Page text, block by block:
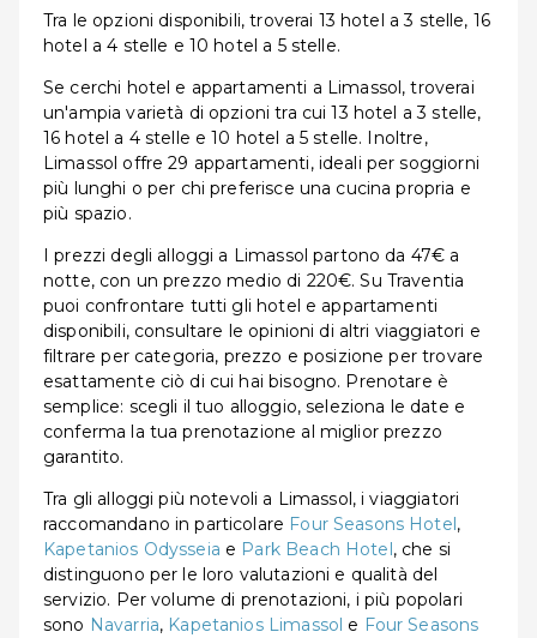
Tra le opzioni disponibili, troverai 13 hotel a 3 stelle, 16
hotel a 4 stelle e 10 hotel a 5 stelle.
Se cerchi hotel e appartamenti a Limassol, troverai
un'ampia varietà di opzioni tra cui 13 hotel a 3 stelle,
16 hotel a 4 stelle e 10 hotel a 5 stelle. Inoltre,
Limassol offre 29 appartamenti, ideali per soggiorni
più lunghi o per chi preferisce una cucina propria e
più spazio.
I prezzi degli alloggi a Limassol partono da 47€ a
notte, con un prezzo medio di 220€. Su Traventia
puoi confrontare tutti gli hotel e appartamenti
disponibili, consultare le opinioni di altri viaggiatori e
filtrare per categoria, prezzo e posizione per trovare
esattamente ciò di cui hai bisogno. Prenotare è
semplice: scegli il tuo alloggio, seleziona le date e
conferma la tua prenotazione al miglior prezzo
garantito.
Tra gli alloggi più notevoli a Limassol, i viaggiatori
raccomandano in particolare Four Seasons Hotel,
Kapetanios Odysseia e Park Beach Hotel, che si
distinguono per le loro valutazioni e qualità del
servizio. Per volume di prenotazioni, i più popolari
sono Navarria, Kapetanios Limassol e Four Seasons